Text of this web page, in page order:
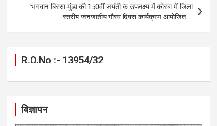
k
p
’भगवान बिरसा मुंडा की 150वीं जयंती के उपलक्ष्य में कोरबा में जिला
स्तरीय जनजातीय गौरव दिवस कार्यक्रम आयोजित’….
R.O.No :- 13954/32
विज्ञापन